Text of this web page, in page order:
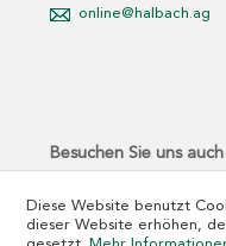
online@halbach.ag
Besuchen Sie uns
Diese Website benutzt
dieser Website erhöhen,